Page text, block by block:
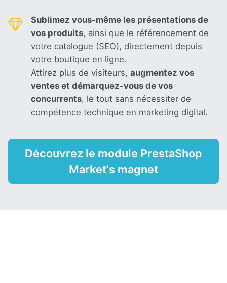
Sublimez vous-même les présentations de
vos produits, ainsi que le référencement de
votre catalogue (SEO), directement depuis
votre boutique en ligne.
Attirez plus de visiteurs, augmentez vos
ventes et démarquez-vous de vos
concurrents, le tout sans nécessiter de
compétence technique en marketing digital.
Découvrez le module PrestaShop
Market's magnet